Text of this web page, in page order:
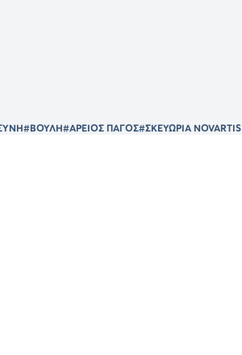
#ΒΟΥΛΗ#ΑΡΕΙΟΣ ΠΑΓΟΣ#ΣΚΕΥΩΡΙΑ NOVARTIS